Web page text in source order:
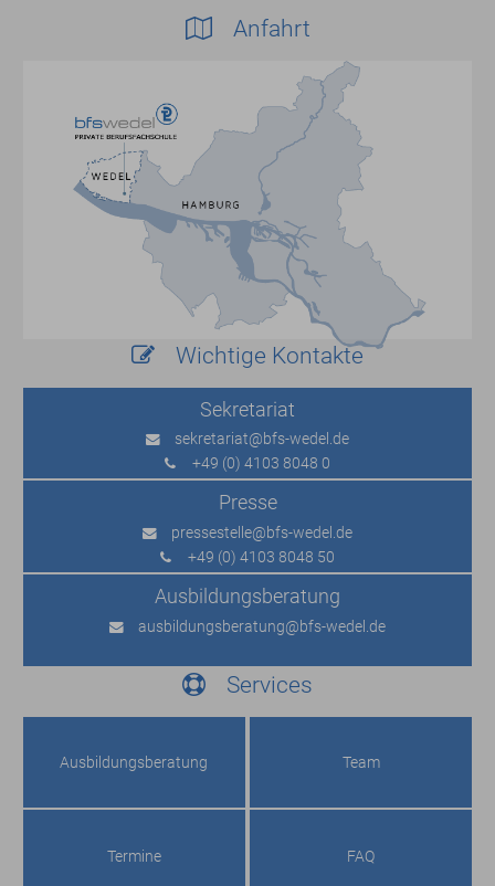
Anfahrt
Wichtige Kontakte
Sekretariat
sekretariat@bfs-wedel.de
+49 (0) 4103 8048 0
Presse
pressestelle@bfs-wedel.de
+49 (0) 4103 8048 50
Ausbildungs­beratung
ausbildungsberatung@bfs-wedel.de
Services
Ausbildungs­beratung Team
Termine FAQ